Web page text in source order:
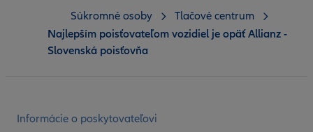
Informácie o poskytovateľovi
Súkromné osoby
Tlačové centrum
Najlepším poisťovateľom vozidiel je opäť Allianz -
Slovenská poisťovňa